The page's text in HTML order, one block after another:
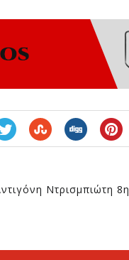
Ντρισμπιώτη 8η